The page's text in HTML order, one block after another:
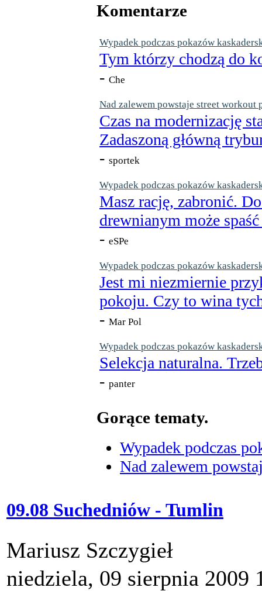
Komentarze
Wypadek podczas pokazów
Tym którzy chodzą do
- Che
Nad zalewem powstaje street workout
Czas na modernizację
Zadaszoną główną
- sportek
Wypadek podczas pokazów
Masz rację, zabronić.
drewnianym może
- eSPe
Wypadek podczas pokazów
Jest mi niezmiernie
pokoju. Czy to wina
- Mar Pol
Wypadek podczas pokazów
Selekcja naturalna.
- panter
Gorące tematy.
Wypadek podczas
Nad zalewem
09.08 Suchedniów - Tumlin
Mariusz Szczygieł
niedziela, 09 sierpnia 2009